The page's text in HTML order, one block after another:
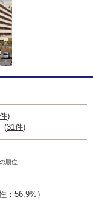
)
(31件)
順位
：56.9% ）